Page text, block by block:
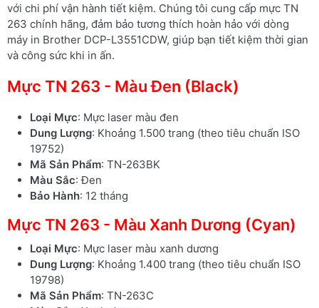
với chi phí vận hành tiết kiệm. Chúng tôi cung cấp mực TN
263 chính hãng, đảm bảo tương thích hoàn hảo với dòng
máy in Brother DCP-L3551CDW, giúp bạn tiết kiệm thời gian
và công sức khi in ấn.
Mực TN 263 - Màu Đen (Black)
Loại Mực: Mực laser màu đen
Dung Lượng: Khoảng 1.500 trang (theo tiêu chuẩn ISO
19752)
Mã Sản Phẩm: TN-263BK
Màu Sắc: Đen
Bảo Hành: 12 tháng
Mực TN 263 - Màu Xanh Dương (Cyan)
Loại Mực: Mực laser màu xanh dương
Dung Lượng: Khoảng 1.400 trang (theo tiêu chuẩn ISO
19798)
Mã Sản Phẩm: TN-263C